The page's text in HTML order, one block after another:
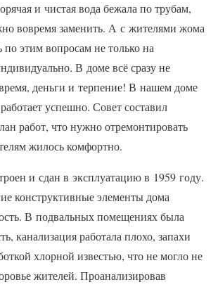
и чистая вода бежала по трубам,
вовремя заменить. А с жителями жома
по этим вопросам не только на
В доме всё сразу не
деньги и терпение! В нашем доме
успешно. Совет составил
работ, что нужно отремонтировать
жилось комфортно.
и сдан в эксплуатацию в 1959 году.
конструктивные элементы дома
В подвальных помещениях была
канализация работала плохо, запахи
хлорной известью, что не могло не
жителей. Проанализировав